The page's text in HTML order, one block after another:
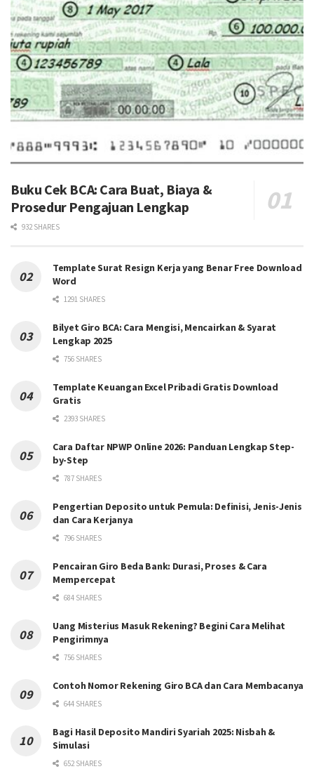
Buku Cek BCA: Cara Buat, Biaya &
Prosedur Pengajuan Lengkap
932 SHARES
Template Surat Resign Kerja yang Benar Free Download
Word
1291 SHARES
Bilyet Giro BCA: Cara Mengisi, Mencairkan & Syarat
Lengkap 2025
756 SHARES
Template Keuangan Excel Pribadi Gratis Download
Gratis
2393 SHARES
Cara Daftar NPWP Online 2026: Panduan Lengkap Step-
by-Step
787 SHARES
Pengertian Deposito untuk Pemula: Definisi, Jenis-Jenis
dan Cara Kerjanya
796 SHARES
Pencairan Giro Beda Bank: Durasi, Proses & Cara
Mempercepat
684 SHARES
Uang Misterius Masuk Rekening? Begini Cara Melihat
Pengirimnya
756 SHARES
Contoh Nomor Rekening Giro BCA dan Cara Membacanya
644 SHARES
Bagi Hasil Deposito Mandiri Syariah 2025: Nisbah &
Simulasi
652 SHARES